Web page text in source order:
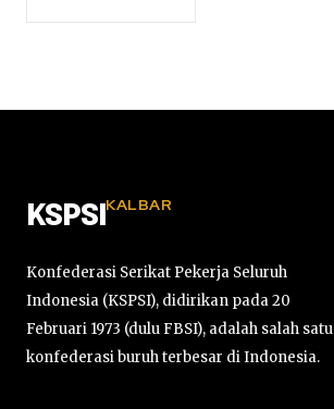
KSPSI KALBAR
Konfederasi Serikat Pekerja Seluruh
Indonesia (KSPSI), didirikan pada 20
Februari 1973 (dulu FBSI), adalah salah satu
konfederasi buruh terbesar di Indonesia.